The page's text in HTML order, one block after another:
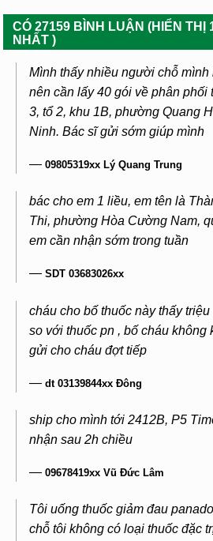
CÓ 27159 BÌNH LUẬN (HIỂN THỊ
NHẤT )
Mình thấy nhiều người chỗ
nên cần lấy 40 gói về phân
3, tổ 2, khu 1B, phường Quang
Ninh. Bác sĩ gửi sớm giúp mình
—09805319xx Lý Quang Trung
bác cho em 1 liều, em tên là
Thi, phường Hòa Cường Nam,
em cần nhận sớm trong tuần
—SDT 03683026xx
cháu cho bố thuốc này thấy
so với thuốc pn , bố cháu không
gửi cho cháu đợt tiếp
—dt 03139844xx Đông
ship cho mình tới 2412B, P5
nhận sau 2h chiều
—09678419xx Vũ Đức Lâm
Tôi uống thuốc giảm đau
chỗ tôi không có loại thuốc đặc